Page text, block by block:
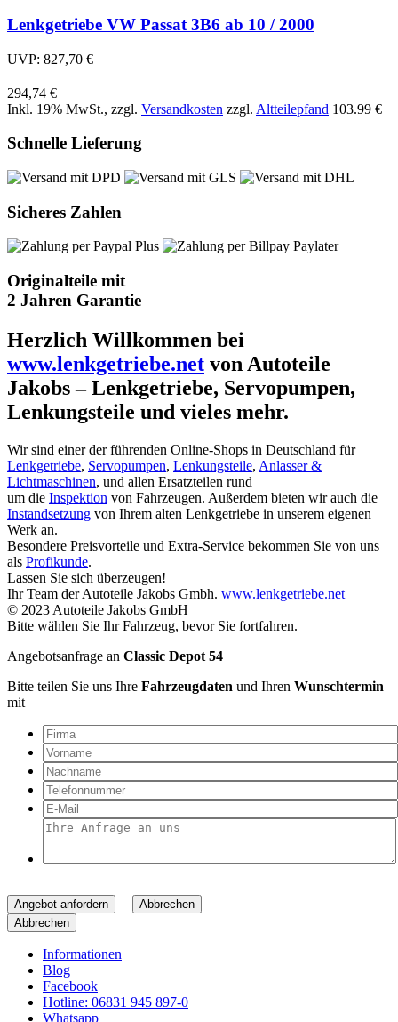
Lenkgetriebe VW Passat 3B6 ab 10 / 2000
UVP: 827,70 €
294,74 €
Inkl. 19% MwSt., zzgl. Versandkosten zzgl. Altteilepfand 103.99 €
Schnelle Lieferung
Sicheres Zahlen
Originalteile mit
2 Jahren Garantie
Herzlich Willkommen bei
www.lenkgetriebe.net von Autoteile
Jakobs – Lenkgetriebe, Servopumpen,
Lenkungsteile und vieles mehr.
Wir sind einer der führenden Online-Shops in Deutschland für
Lenkgetriebe, Servopumpen, Lenkungsteile, Anlasser &
Lichtmaschinen, und allen Ersatzteilen rund
um die Inspektion von Fahrzeugen. Außerdem bieten wir auch die
Instandsetzung von Ihrem alten Lenkgetriebe in unserem eigenen
Werk an.
Besondere Preisvorteile und Extra-Service bekommen Sie von uns
als Profikunde.
Lassen Sie sich überzeugen!
Ihr Team der Autoteile Jakobs Gmbh. www.lenkgetriebe.net
© 2023 Autoteile Jakobs GmbH
Bitte wählen Sie Ihr Fahrzeug, bevor Sie fortfahren.
Angebotsanfrage an Classic Depot 54
Bitte teilen Sie uns Ihre Fahrzeugdaten und Ihren Wunschtermin
mit
Angebot anfordern
Abbrechen
Abbrechen
Informationen
Blog
Facebook
Hotline: 06831 945 897-0
Whatsapp